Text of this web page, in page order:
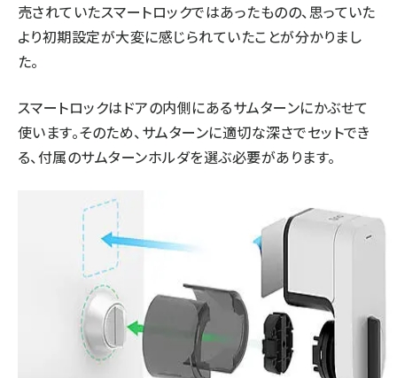
売されていたスマートロックではあったものの、思っていた
より初期設定が大変に感じられていたことが分かりまし
た。
スマートロックはドアの内側にあるサムターンにかぶせて
使います。そのため、サムターンに適切な深さでセットでき
る、付属のサムターンホルダを選ぶ必要があります。